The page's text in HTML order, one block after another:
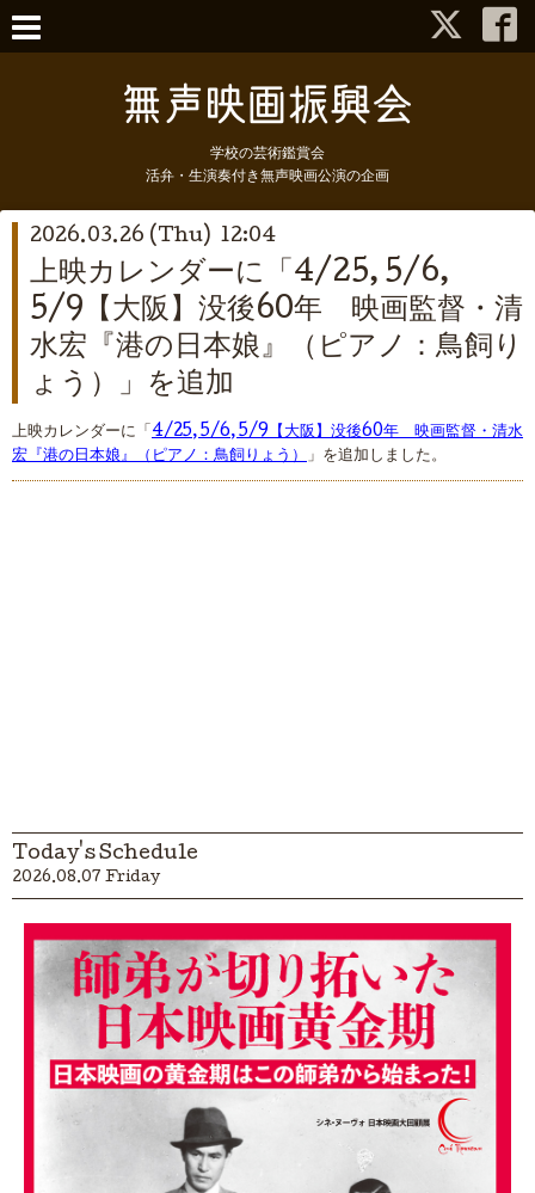
学校の芸術鑑賞会
活弁・生演奏付き無声映画公演の企画
2026.03.26 (Thu) 12:04
上映カレンダーに「4/25, 5/6,
5/9【大阪】没後60年 映画監督・清
水宏『港の日本娘』（ピアノ：鳥飼り
ょう）」を追加
上映カレンダーに「 4/25, 5/6, 5/9【大阪】没後60年 映画監督・清水
宏『港の日本娘』（ピアノ：鳥飼りょう） 」を追加しました。
Today's Schedule
2026.08.07 Friday